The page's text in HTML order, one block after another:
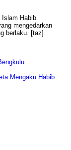
Islam Habib
mengedarkan
berlaku. [taz]
Mengaku Habib